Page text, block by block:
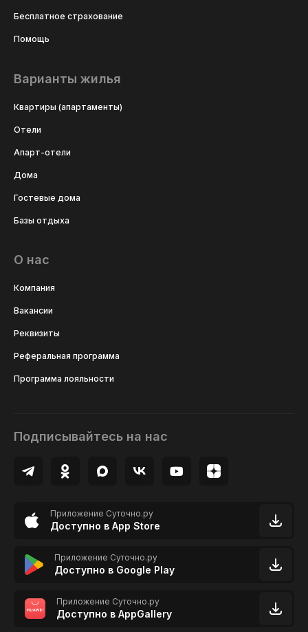
Бесплатное страхование
Помощь
Варианты жилья
Квартиры (апартаменты)
Отели
Апарт-отели
Дома
Гостевые дома
Базы отдыха
О нас
Компания
Вакансии
Реквизиты
Реферальная программа
Программа лояльности
Подписывайтесь на нас
Приложение Суточно.ру
Доступно в App Store
Приложение Суточно.ру
Доступно в Google Play
Приложение Суточно.ру
Доступно в AppGallery